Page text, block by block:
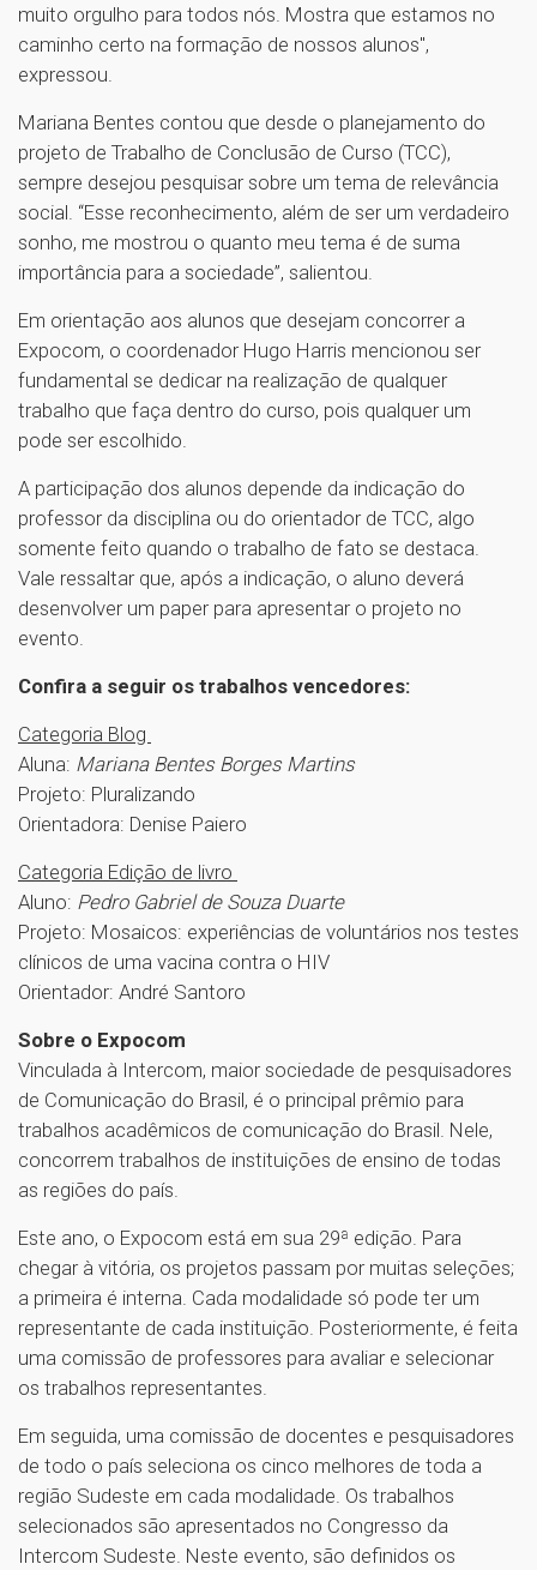
muito orgulho para todos nós. Mostra que estamos no
caminho certo na formação de nossos alunos",
expressou.
Mariana Bentes contou que desde o planejamento do
projeto de Trabalho de Conclusão de Curso (TCC),
sempre desejou pesquisar sobre um tema de relevância
social. “Esse reconhecimento, além de ser um verdadeiro
sonho, me mostrou o quanto meu tema é de suma
importância para a sociedade”, salientou.
Em orientação aos alunos que desejam concorrer a
Expocom, o coordenador Hugo Harris mencionou ser
fundamental se dedicar na realização de qualquer
trabalho que faça dentro do curso, pois qualquer um
pode ser escolhido.
A participação dos alunos depende da indicação do
professor da disciplina ou do orientador de TCC, algo
somente feito quando o trabalho de fato se destaca.
Vale ressaltar que, após a indicação, o aluno deverá
desenvolver um paper para apresentar o projeto no
evento.
Confira a seguir os trabalhos vencedores:
Categoria Blog
Aluna: Mariana Bentes Borges Martins
Projeto: Pluralizando
Orientadora: Denise Paiero
Categoria Edição de livro
Aluno: Pedro Gabriel de Souza Duarte
Projeto: Mosaicos: experiências de voluntários nos testes
clínicos de uma vacina contra o HIV
Orientador: André Santoro
Sobre o Expocom
Vinculada à Intercom, maior sociedade de pesquisadores
de Comunicação do Brasil, é o principal prêmio para
trabalhos acadêmicos de comunicação do Brasil. Nele,
concorrem trabalhos de instituições de ensino de todas
as regiões do país.
Este ano, o Expocom está em sua 29ª edição. Para
chegar à vitória, os projetos passam por muitas seleções;
a primeira é interna. Cada modalidade só pode ter um
representante de cada instituição. Posteriormente, é feita
uma comissão de professores para avaliar e selecionar
os trabalhos representantes.
Em seguida, uma comissão de docentes e pesquisadores
de todo o país seleciona os cinco melhores de toda a
região Sudeste em cada modalidade. Os trabalhos
selecionados são apresentados no Congresso da
Intercom Sudeste. Neste evento, são definidos os